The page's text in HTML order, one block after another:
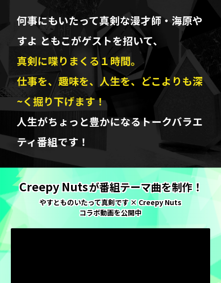
何事にもいたって真剣な漫才師・海原や
すよ ともこがゲストを招いて、
真剣に喋りまくる１時間。
仕事を、趣味を、人生を、どこよりも深
~く掘り下げます！
人生がちょっと豊かになるトークバラエ
ティ番組です！
Creepy Nutsが番組テーマ曲を制作！
やすとものいたって真剣です×Creepy Nuts
コラボ動画を公開中